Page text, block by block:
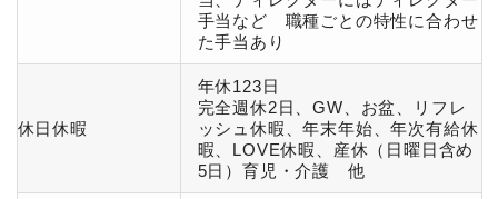
手当など 職種ごとの特性に合わせ
た手当あり
休日休暇
年休123日
完全週休2日、GW、お盆、リフレ
ッシュ休暇、年末年始、年次有給休
暇、LOVE休暇、産休（日曜日含め
5日）育児・介護 他